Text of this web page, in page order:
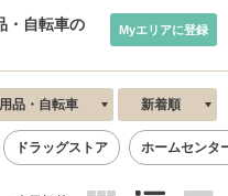
・自転車の
Myエリアに登録
品・自転車 新着順
ドラッグストア ホームセンタ